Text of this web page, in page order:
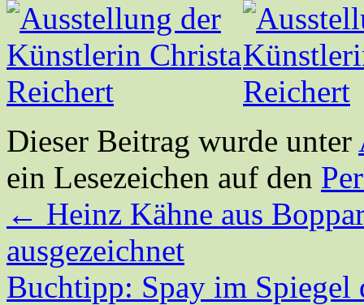
Dieser Beitrag wurde unter
ein Lesezeichen auf den
← Heinz Kähne aus
ausgezeichnet
Buchtipp: Spay im